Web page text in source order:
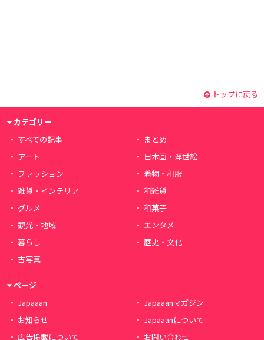
トップに戻る
カテゴリー
すべての記事
まとめ
アート
日本画・浮世絵
ファッション
着物・和服
雑貨・インテリア
和雑貨
グルメ
和菓子
観光・地域
エンタメ
暮らし
歴史・文化
古写真
ページ
Japaaan
Japaaanマガジン
お知らせ
Japaaanについて
広告掲載について
お問い合わせ